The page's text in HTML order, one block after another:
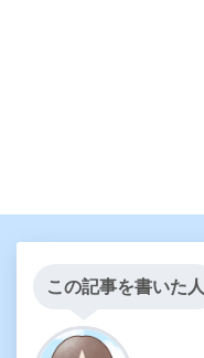
この記事を書いた人